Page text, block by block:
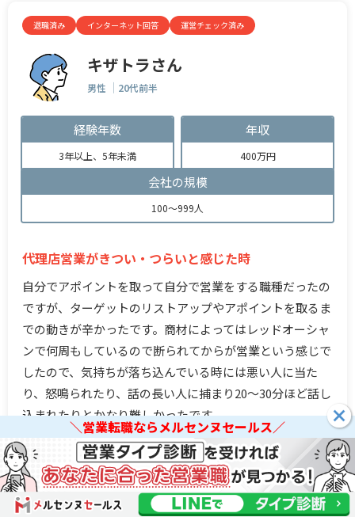
＼営業転職ならメルセンヌセールス／
＼営業転職ならメルセンヌセールス／
退職済み インターネット回答 運営チェック済み
キザトラさん
男性 20代前半
経験年数
3年以上、5年未満
年収
400万円
会社の規模
100～999人
代理店営業がきつい・つらいと感じた時
自分でアポイントを取って自分で営業をする職種だったの
ですが、ターゲットのリストアップやアポイントを取るま
での動きが辛かったです。商材によってはレッドオーシャ
ンで何周もしているので断られてからが営業という感じで
したので、気持ちが落ち込んでいる時には悪い人に当た
り、怒鳴られたり、話の長い人に捕まり20〜30分ほど話し
込まれたりとかなり難しかったです。
新規開拓のアウトバウンド営業でしたので取れない日々が
続くときつかったですね。